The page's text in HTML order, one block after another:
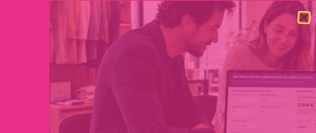
BESOIN DE CHANGER RAPIDEMENT DE LOGICIEL DE CAISSE ?
DÉCOUVREZ NOTRE OFFRE ESSENTIELLE : 59€/MOIS, SUPPORT
INCLUS, INSTALLATION EN QUELQUES JOURS
Demandez une démo